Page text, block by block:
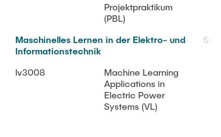
Projektpraktikum
(PBL)
Maschinelles Lernen in der Elektro- und
Informationstechnik
lv3008
Machine Learning
Applications in
Electric Power
Systems (VL)